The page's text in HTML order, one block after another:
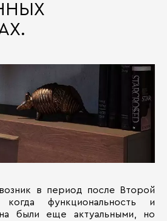
в период после Второй
функциональность и
были еще актуальными, но